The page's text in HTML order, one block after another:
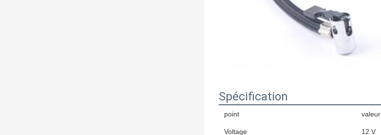
Spécification
point valeur
Voltage 12 V